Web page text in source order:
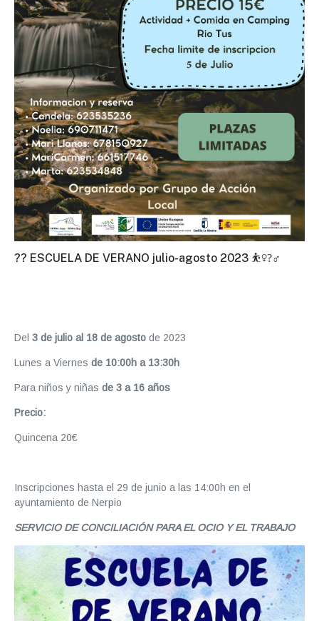
?? ESCUELA DE VERANO julio-agosto 2023 ⛹‍♀?‍♂
Del 3 de julio al 18 de agosto de 2023
Lunes a Viernes de 10:00h a 13:30h
Para niños y niñas de 3 a 16 años
Precio:
Quincena 20€
Inscripciones hasta el 29 de junio a las 14:00h en el
ayuntamiento de Nerpio
SERVICIO DE CONCILIACIÓN PARA EL OCIO Y EL TRABAJO